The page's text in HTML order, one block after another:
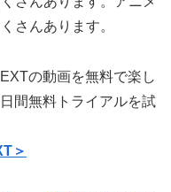
さんあります。
の動画を無料で楽し
間無料トライアルを試
＞